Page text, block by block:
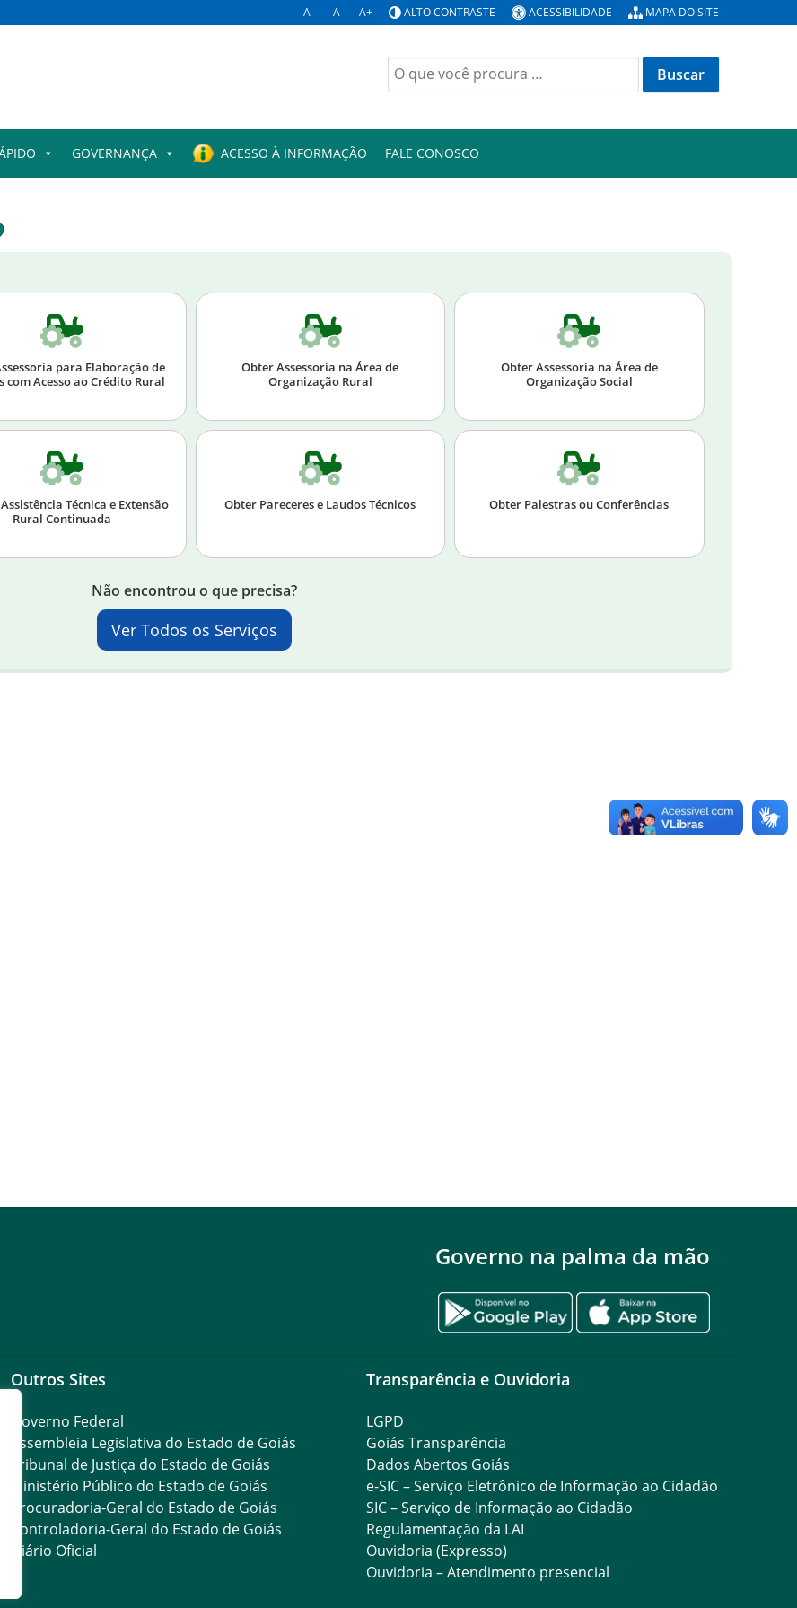
A- A A+ ALTO CONTRASTE ACESSIBILIDADE MAPA DO SITE
GOVERNANÇA ACESSO À INFORMAÇÃO FALE CONOSCO
para Elaboração de
com Acesso ao Crédito Rural
Obter Assessoria na Área de
Organização Rural
Obter Assessoria na Área de
Organização Social
Técnica e Extensão
Rural Continuada
Obter Pareceres e Laudos Técnicos Obter Palestras ou Conferências
Não encontrou o que precisa?
Ver Todos os Serviços
Governo na palma da mão
Outros Sites
Governo Federal
Assembleia Legislativa do Estado de Goiás
Tribunal de Justiça do Estado de Goiás
Ministério Público do Estado de Goiás
Procuradoria-Geral do Estado de Goiás
Controladoria-Geral do Estado de Goiás
Diário Oficial
Transparência e Ouvidoria
LGPD
Goiás Transparência
Dados Abertos Goiás
e-SIC – Serviço Eletrônico de Informação ao Cidadão
SIC – Serviço de Informação ao Cidadão
Regulamentação da LAI
Ouvidoria (Expresso)
Ouvidoria – Atendimento presencial